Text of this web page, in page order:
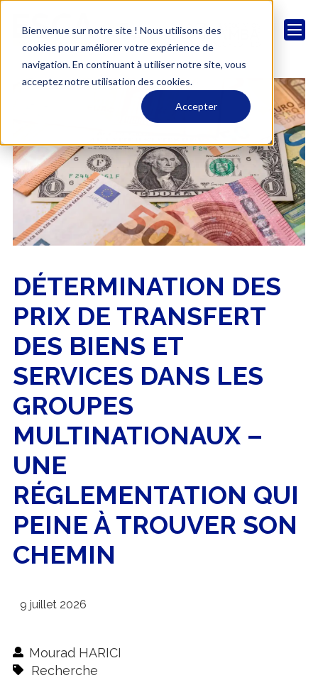
Bienvenue sur notre site ! Nous utilisons des
cookies pour améliorer votre expérience de
navigation. En continuant à utiliser notre site, vous
acceptez notre utilisation des cookies.
Accepter
DÉTERMINATION DES
PRIX DE TRANSFERT
DES BIENS ET
SERVICES DANS LES
GROUPES
MULTINATIONAUX –
UNE
RÉGLEMENTATION QUI
PEINE À TROUVER SON
CHEMIN
9 juillet 2026
Mourad HARICI
Recherche